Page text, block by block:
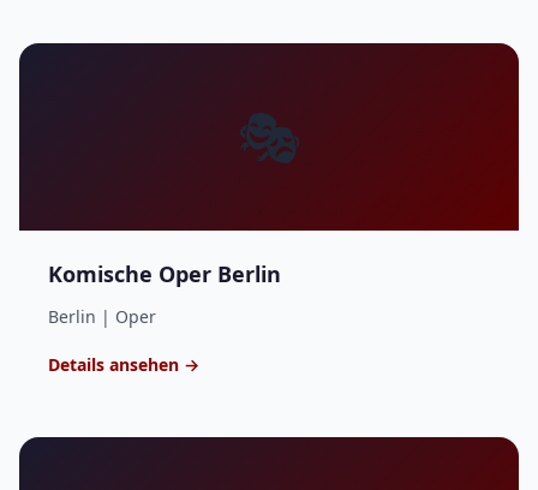
🎭
Komische Oper Berlin
Berlin | Oper
Details ansehen →